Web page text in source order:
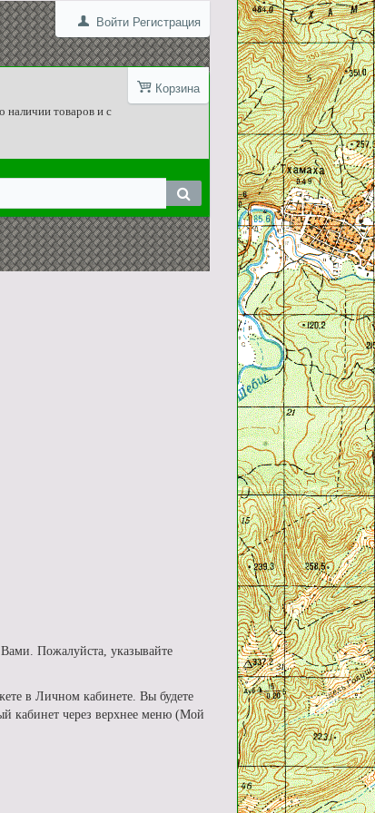
Войти Регистрация
Корзина
наличии товаров и с
Пожалуйста, указывайте
в Личном кабинете. Вы будете
кабинет через верхнее меню (Мой